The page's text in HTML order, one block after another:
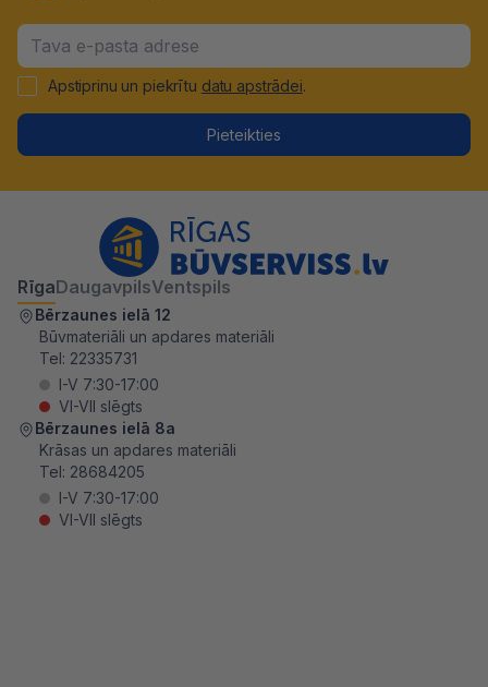
Apstiprinu un piekrītu datu apstrādei.
Pieteikties
RīgaDaugavpilsVentspils
Bērzaunes ielā 12
Būvmateriāli un apdares materiāli
Tel: 22335731
I-V 7:30-17:00
VI-VII slēgts
Bērzaunes ielā 8a
Krāsas un apdares materiāli
Tel: 28684205
I-V 7:30-17:00
VI-VII slēgts